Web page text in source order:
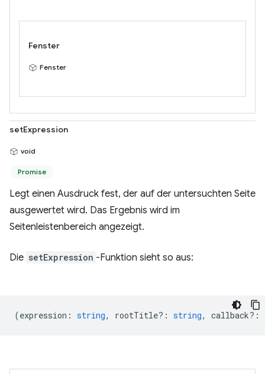
Fenster
Fenster
setExpression
void
Promise
Legt einen Ausdruck fest, der auf der untersuchten Seite
ausgewertet wird. Das Ergebnis wird im
Seitenleistenbereich angezeigt.
Die setExpression -Funktion sieht so aus:
(expression : string, rootTitle? : string, callback? :